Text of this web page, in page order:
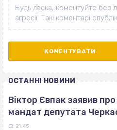
ОСТАННІ НОВИНИ
Віктор Євпак заявив
мандат депутата
21:45